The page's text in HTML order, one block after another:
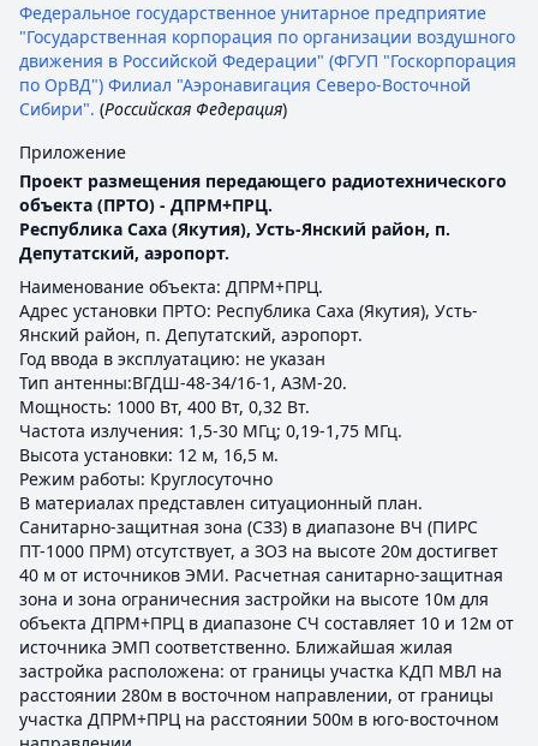
Федеральное государственное унитарное предприятие
"Государственная корпорация по организации воздушного
движения в Российской Федерации" (ФГУП "Госкорпорация
по ОрВД") Филиал "Аэронавигация Северо-Восточной
Сибири". (Российская Федерация)
Приложение
Проект размещения передающего радиотехнического
объекта (ПРТО) - ДПРМ+ПРЦ.
Республика Саха (Якутия), Усть-Янский район, п.
Депутатский, аэропорт.
Наименование объекта: ДПРМ+ПРЦ.
Адрес установки ПРТО: Республика Саха (Якутия), Усть-
Янский район, п. Депутатский, аэропорт.
Год ввода в эксплуатацию: не указан
Тип антенны:ВГДШ-48-34/16-1, АЗМ-20.
Мощность: 1000 Вт, 400 Вт, 0,32 Вт.
Частота излучения: 1,5-30 МГц; 0,19-1,75 МГц.
Высота установки: 12 м, 16,5 м.
Режим работы: Круглосуточно
В материалах представлен ситуационный план.
Санитарно-защитная зона (СЗЗ) в диапазоне ВЧ (ПИРС
ПТ-1000 ПРМ) отсутствует, а ЗОЗ на высоте 20м достигвет
40 м от источников ЭМИ. Расчетная санитарно-защитная
зона и зона ограничесния застройки на высоте 10м для
объекта ДПРМ+ПРЦ в диапазоне СЧ составляет 10 и 12м от
источника ЭМП соответственно. Ближайшая жилая
застройка расположена: от границы участка КДП МВЛ на
расстоянии 280м в восточном направлении, от границы
участка ДПРМ+ПРЦ на расстоянии 500м в юго-восточном